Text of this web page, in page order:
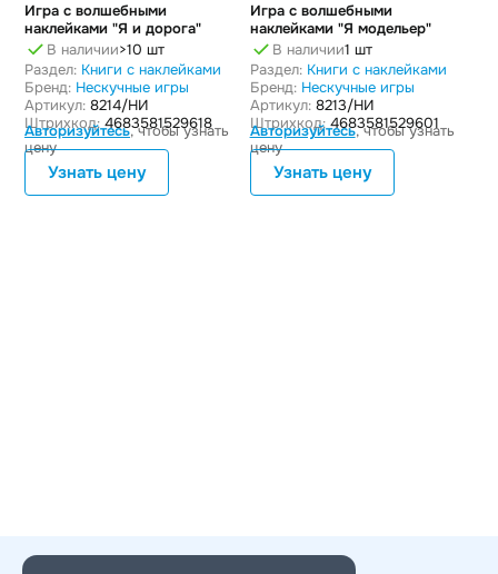
Игра с волшебными
наклейками "Я и дорога"
В наличии>10 шт
Раздел: Книги с наклейками
Бренд: Нескучные игры
Артикул: 8214/НИ
Штрихкод: 4683581529618
Авторизуйтесь, чтобы узнать
цену
Узнать цену
Игра с волшебными
наклейками "Я модельер"
В наличии1 шт
Раздел: Книги с наклейками
Бренд: Нескучные игры
Артикул:8213/НИ
Штрихкод:4683581529601
Авторизуйтесь, чтобы узнать
цену
Узнать цену